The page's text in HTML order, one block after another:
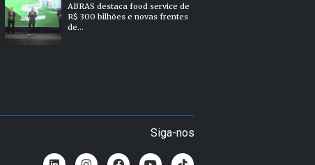
ABRAS destaca food service de
R$ 300 bilhões e novas frentes
de...
Siga-nos